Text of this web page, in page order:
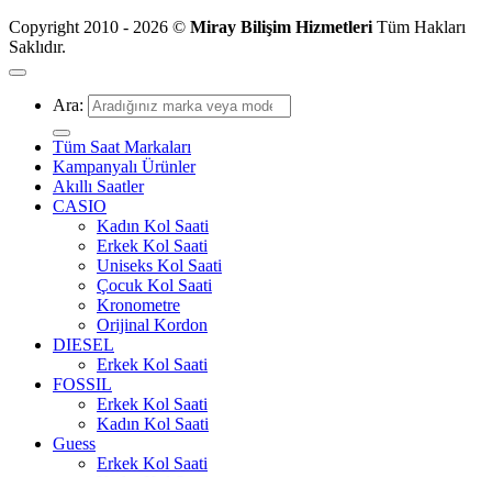
Copyright 2010 - 2026 © Miray Bilişim Hizmetleri Tüm Hakları
Saklıdır.
Ara:
Tüm Saat Markaları
Kampanyalı Ürünler
Akıllı Saatler
CASIO
Kadın Kol Saati
Erkek Kol Saati
Uniseks Kol Saati
Çocuk Kol Saati
Kronometre
Orijinal Kordon
DIESEL
Erkek Kol Saati
FOSSIL
Erkek Kol Saati
Kadın Kol Saati
Guess
Erkek Kol Saati